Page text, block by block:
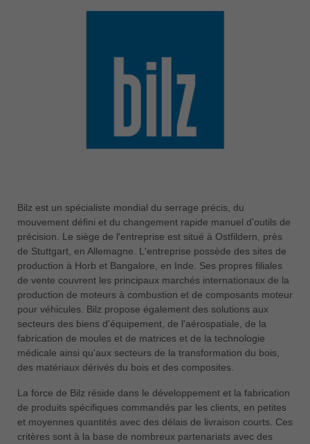
Bilz est un spécialiste mondial du serrage précis, du
mouvement défini et du changement rapide manuel d'outils de
précision. Le siège de l'entreprise est situé à Ostfildern, près
de Stuttgart, en Allemagne. L'entreprise possède des sites de
production à Horb et Bangalore, en Inde. Ses propres filiales
de vente couvrent les principaux marchés internationaux de la
production de moteurs à combustion et de composants moteur
pour véhicules. Bilz propose également des solutions aux
secteurs des biens d'équipement, de l'aérospatiale, de la
fabrication de moules et de matrices et de la technologie
médicale ainsi qu'aux secteurs de la transformation du bois,
des matériaux dérivés du bois et des composites.
La force de Bilz réside dans le développement et la fabrication
de produits spécifiques commandés par les clients, en petites
et moyennes quantités avec des délais de livraison courts. Ces
critères sont à la base de nombreux partenariats avec des